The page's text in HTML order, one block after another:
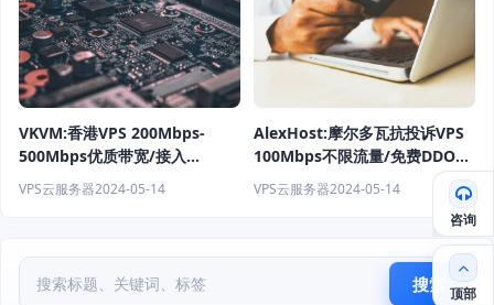
VKVM:香港VPS 200Mbps-
500Mbps优质带宽/接入
CN2/AS9929/第二代CMI网络
流媒体解锁能力强 月付17.5元起
VPS云服务器2024-05-14
AlexHost:摩尔多瓦抗投诉VPS
100Mbps不限流量/免费DDOS
防御 1核心/1.5GB/10G NVMe
年付€11.88起
VPS云服务器2024-05-14
搜索
咨询
顶部